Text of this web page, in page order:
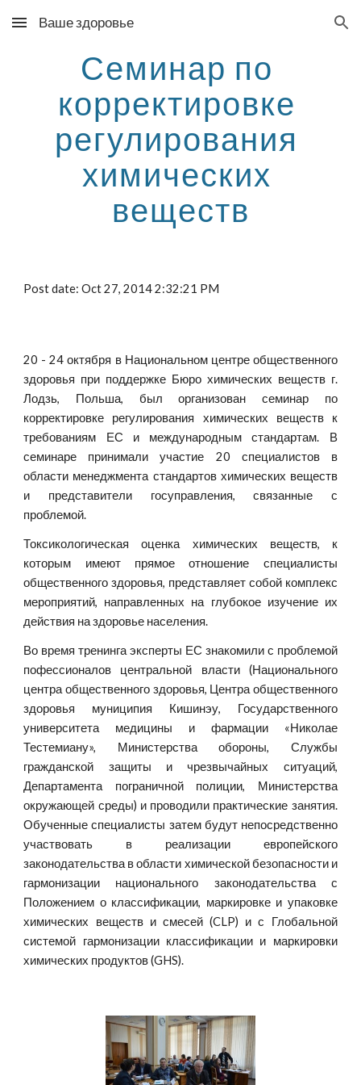
Skip to main content Skip to navigation
Ваше здоровье
Семинар по
корректировке
регулирования
химических
веществ
Post date: Oct 27, 2014 2:32:21 PM
20 - 24 октября в Национальном центре общественного
здоровья при поддержке Бюро химических веществ г.
Лодзь, Польша, был организован семинар по
корректировке регулирования химических веществ к
требованиям ЕС и международным стандартам. В
семинаре принимали участие 20 специалистов в
области менеджмента стандартов химических веществ
и представители госуправления, связанные с
проблемой.
Токсикологическая оценка химических веществ, к
которым имеют прямое отношение специалисты
общественного здоровья, представляет собой комплекс
мероприятий, направленных на глубокое изучение их
действия на здоровье населения.
Во время тренинга эксперты ЕС знакомили с проблемой
пофессионалов центральной власти (Национального
центра общественного здоровья, Центра общественного
здоровья муниципия Кишинэу, Государственного
университета медицины и фармации «Николае
Тестемиану», Министерства обороны, Службы
гражданской защиты и чрезвычайных ситуаций,
Департамента пограничной полиции, Министерства
окружающей среды) и проводили практические занятия.
Обученные специалисты затем будут непосредственно
участвовать в реализации европейского
законодательства в области химической безопасности и
гармонизации национального законодательства с
Положением о классификации, маркировке и упаковке
химических веществ и смесей (CLP) и с Глобальной
системой гармонизации классификации и маркировки
химических продуктов (GHS).